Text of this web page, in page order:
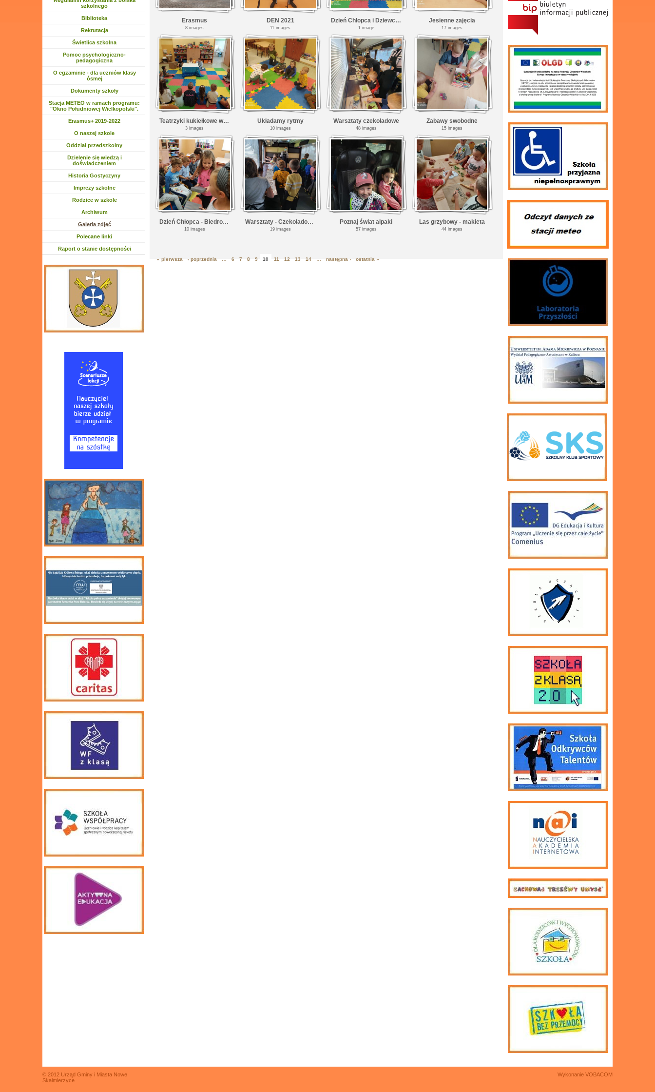
szkolnego
Biblioteka
Rozwiń menu
Rekrutacja
Rozwiń menu
Świetlica szkolna
Rozwiń menu
Pomoc psychologiczno-
pedagogiczna
O egzaminie - dla uczniów klasy
ósmej
Dokumenty szkoły
Stacja METEO w ramach programu:
"Okno Południowej Wielkopolski".
Rozwiń menu
Erasmus+ 2019-2022
Rozwiń menu
O naszej szkole
Rozwiń menu
Oddział przedszkolny
Rozwiń menu
Dzielenie się wiedzą i
doświadczeniem
Historia Gostyczyny
Rozwiń menu
Imprezy szkolne
Rozwiń menu
Rodzice w szkole
Rozwiń menu
Archiwum
Galeria zdjęć
Polecane linki
Raport o stanie dostępności
Erasmus
8 images
DEN 2021
11 images
Dzień Chłopca i Dziewczynki
1 image
Jesienne zajęcia
17 images
Teatrzyki kukiełkowe w wykonaniu uczennic klasy V
3 images
Układamy rytmy
10 images
Warsztaty czekoladowe
48 images
Zabawy swobodne
15 images
Dzień Chłopca - Biedronki
10 images
Warsztaty - Czekoladowy Autobus
19 images
Poznaj świat alpaki
57 images
Las grzybowy - makieta
44 images
Strony
« pierwsza ‹ poprzednia 6 7 8 9 10 11 12 13 14 następna › ostatnia »
© 2012 Urząd Gminy i Miasta Nowe
Skalmierzyce
Wykonanie VOBACOM